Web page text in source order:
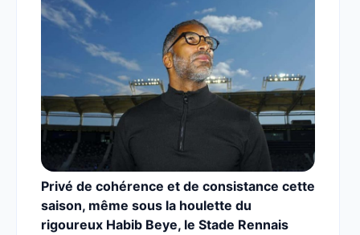
Privé de cohérence et de consistance cette
saison, même sous la houlette du
rigoureux Habib Beye, le Stade Rennais